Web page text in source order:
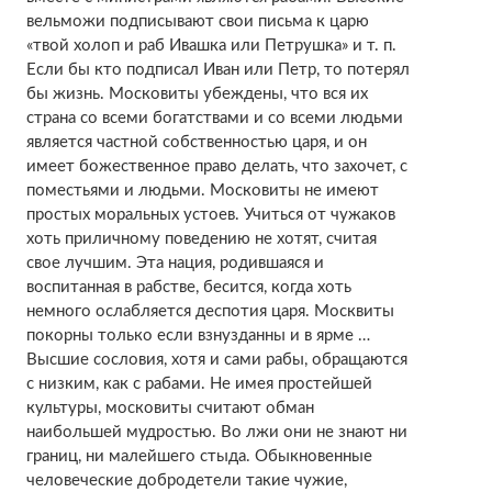
вельможи подписывают свои письма к царю
«твой холоп и раб Ивашка или Петрушка» и т. п.
Если бы кто подписал Иван или Петр, то потерял
бы жизнь. Московиты убеждены, что вся их
страна со всеми богатствами и со всеми людьми
является частной собственностью царя, и он
имеет божественное право делать, что захочет, с
поместьями и людьми. Московиты не имеют
простых моральных устоев. Учиться от чужаков
хоть приличному поведению не хотят, считая
свое лучшим. Эта нация, родившаяся и
воспитанная в рабстве, бесится, когда хоть
немного ослабляется деспотия царя. Москвиты
покорны только если взнузданны и в ярме …
Высшие сословия, хотя и сами рабы, обращаются
с низким, как с рабами. Не имея простейшей
культуры, московиты считают обман
наибольшей мудростью. Во лжи они не знают ни
границ, ни малейшего стыда. Обыкновенные
человеческие добродетели такие чужие,